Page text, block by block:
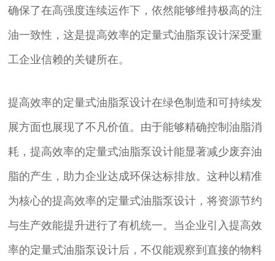
确保了在高强度连续运作下，依然能够维持极高的注
油一致性，这是提高效率的定量式油脂泵设计深受重
工企业信赖的关键所在。
提高效率的定量式油脂泵设计在绿色制造和可持续发
展方面也展现了不凡价值。由于能够精确控制油脂消
耗，提高效率的定量式油脂泵设计能显著减少废弃油
脂的产生，助力企业达成环保达标排放。这种以精准
为核心的提高效率的定量式油脂泵设计，将资源节约
与生产效能提升进行了有机统一。当企业引入提高效
率的定量式油脂泵设计后，不仅能观察到直接的物料